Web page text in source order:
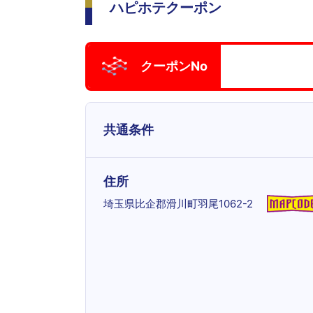
ハピホテクーポン
クーポンNo
共通条件
住所
埼玉県比企郡滑川町羽尾1062-2